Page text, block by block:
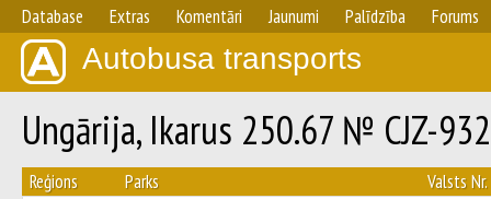
Database Extras Komentāri Jaunumi Palīdzība Forums
Autobusa transports
Ungārija, Ikarus 250.67 № CJZ-932
Reģions Parks Valsts Nr.